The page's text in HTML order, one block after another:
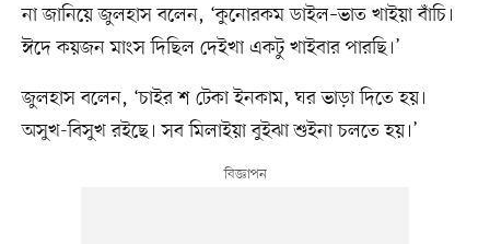
না জানিয়ে জুলহাস বলেন, ‘কুনোরকম ডাইল–ভাত খাইয়া বাঁচি।
ঈদে কয়জন মাংস দিছিল দেইখা একটু খাইবার পারছি।’
জুলহাস বলেন, ‘চাইর শ টেকা ইনকাম, ঘর ভাড়া দিতে হয়।
অসুখ-বিসুখ রইছে। সব মিলাইয়া বুইঝা শুইনা চলতে হয়।’